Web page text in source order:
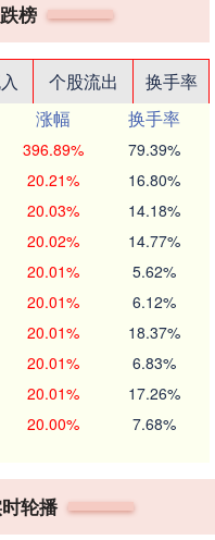
榜
个股流出
换手率
涨幅
换手率
396.89% 79.39%
20.21% 16.80%
20.03% 14.18%
20.02% 14.77%
20.01% 5.62%
20.01% 6.12%
20.01% 18.37%
20.01% 6.83%
20.01% 17.26%
20.00% 7.68%
轮播